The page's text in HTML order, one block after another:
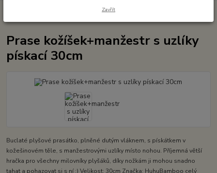
PLYŠOVÉ A TEXTILNÍ HRAČKY
Prase kožíšek+manžestr s uzlíky
pískací 30cm
Buclaté plyšové prasátko, plněné dutým vláknem, s pískátkem v
kožešinovém těle, s manžestrovými uzlíky místo nohou. Příjemná větší
hračka pro všechny milovníky plyšáků, díky nožkám ji mohou snadno
tahat a pohazovat si s ní :) Velikost: 30cm Značka: HuhuBamboo celý
Zavřít